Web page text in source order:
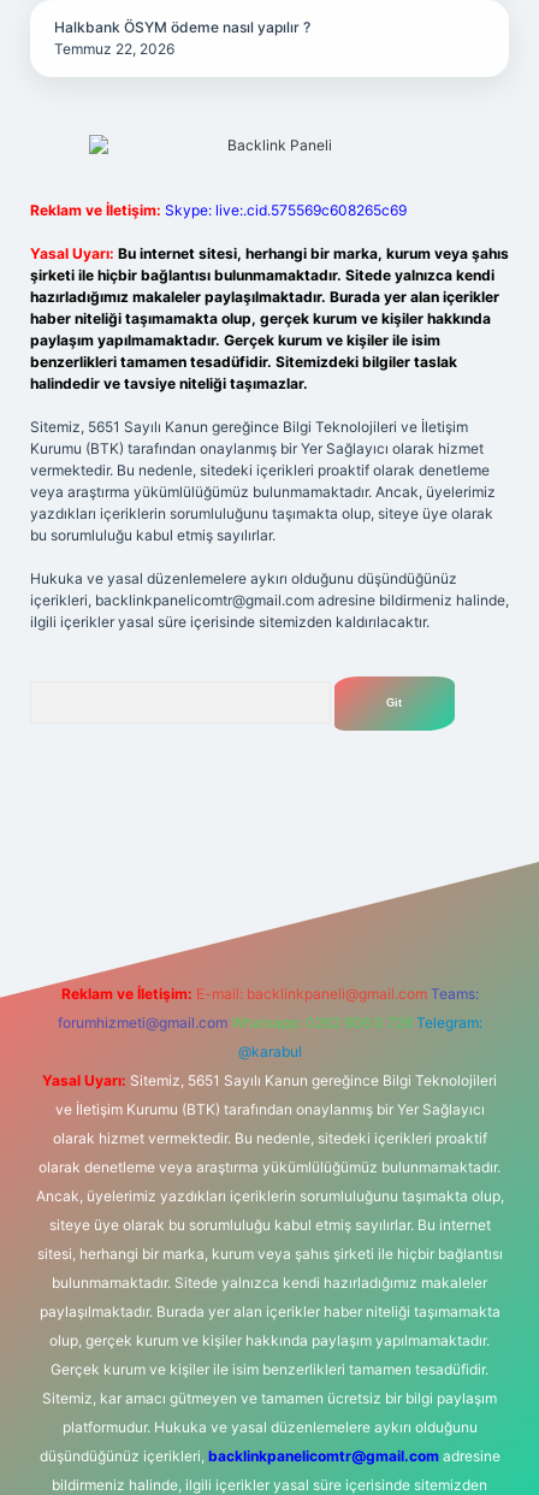
Halkbank ÖSYM ödeme nasıl yapılır ?
Temmuz 22, 2026
Reklam ve İletişim: Skype: live:.cid.575569c608265c69
Yasal Uyarı: Bu internet sitesi, herhangi bir marka, kurum veya şahıs
şirketi ile hiçbir bağlantısı bulunmamaktadır. Sitede yalnızca kendi
hazırladığımız makaleler paylaşılmaktadır. Burada yer alan içerikler
haber niteliği taşımamakta olup, gerçek kurum ve kişiler hakkında
paylaşım yapılmamaktadır. Gerçek kurum ve kişiler ile isim
benzerlikleri tamamen tesadüfidir. Sitemizdeki bilgiler taslak
halindedir ve tavsiye niteliği taşımazlar.
Sitemiz, 5651 Sayılı Kanun gereğince Bilgi Teknolojileri ve İletişim
Kurumu (BTK) tarafından onaylanmış bir Yer Sağlayıcı olarak hizmet
vermektedir. Bu nedenle, sitedeki içerikleri proaktif olarak denetleme
veya araştırma yükümlülüğümüz bulunmamaktadır. Ancak, üyelerimiz
yazdıkları içeriklerin sorumluluğunu taşımakta olup, siteye üye olarak
bu sorumluluğu kabul etmiş sayılırlar.
Hukuka ve yasal düzenlemelere aykırı olduğunu düşündüğünüz
içerikleri, backlinkpanelicomtr@gmail.com adresine bildirmeniz halinde,
ilgili içerikler yasal süre içerisinde sitemizden kaldırılacaktır.
Reklam ve İletişim: E-mail: backlinkpaneli@gmail.com Teams:
forumhizmeti@gmail.com Whatsapp: 0262 606 0 726 Telegram:
@karabul
Yasal Uyarı: Sitemiz, 5651 Sayılı Kanun gereğince Bilgi Teknolojileri
ve İletişim Kurumu (BTK) tarafından onaylanmış bir Yer Sağlayıcı
olarak hizmet vermektedir. Bu nedenle, sitedeki içerikleri proaktif
olarak denetleme veya araştırma yükümlülüğümüz bulunmamaktadır.
Ancak, üyelerimiz yazdıkları içeriklerin sorumluluğunu taşımakta olup,
siteye üye olarak bu sorumluluğu kabul etmiş sayılırlar. Bu internet
sitesi, herhangi bir marka, kurum veya şahıs şirketi ile hiçbir bağlantısı
bulunmamaktadır. Sitede yalnızca kendi hazırladığımız makaleler
paylaşılmaktadır. Burada yer alan içerikler haber niteliği taşımamakta
olup, gerçek kurum ve kişiler hakkında paylaşım yapılmamaktadır.
Gerçek kurum ve kişiler ile isim benzerlikleri tamamen tesadüfidir.
Sitemiz, kar amacı gütmeyen ve tamamen ücretsiz bir bilgi paylaşım
platformudur. Hukuka ve yasal düzenlemelere aykırı olduğunu
düşündüğünüz içerikleri, backlinkpanelicomtr@gmail.comadresine
bildirmeniz halinde, ilgili içerikler yasal süre içerisinde sitemizden